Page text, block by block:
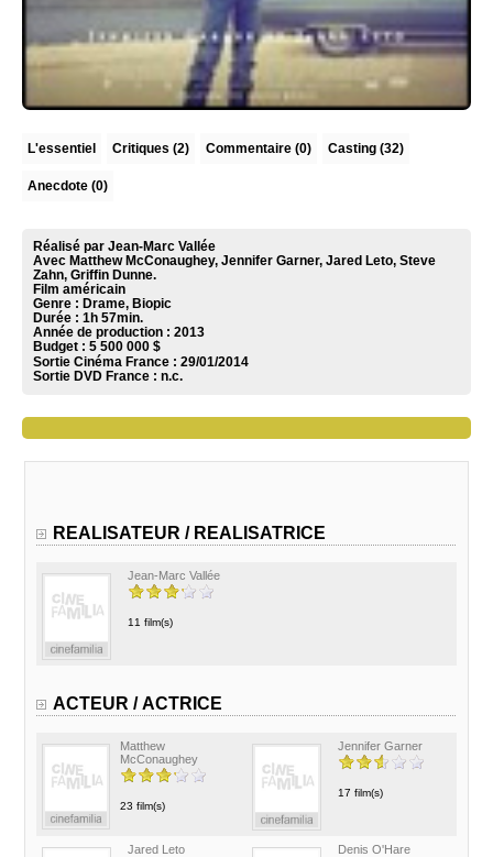
L'essentiel Critiques (2) Commentaire (0) Casting (32)
Anecdote (0)
Réalisé par Jean-Marc Vallée
Avec Matthew McConaughey, Jennifer Garner, Jared Leto, Steve
Zahn, Griffin Dunne.
Film américain
Genre : Drame, Biopic
Durée : 1h 57min.
Année de production : 2013
Budget : 5 500 000 $
Sortie Cinéma France : 29/01/2014
Sortie DVD France : n.c.
REALISATEUR / REALISATRICE
Jean-Marc Vallée
11 film(s)
ACTEUR / ACTRICE
Matthew
McConaughey
23 film(s)
Jennifer Garner
17 film(s)
Jared Leto Denis O'Hare